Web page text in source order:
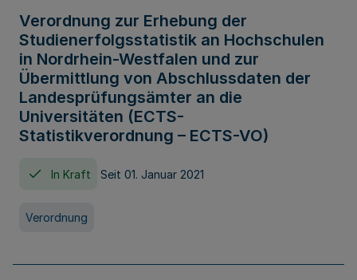
Verordnung zur Erhebung der
Studienerfolgsstatistik an Hochschulen
in Nordrhein-Westfalen und zur
Übermittlung von Abschlussdaten der
Landesprüfungsämter an die
Universitäten (ECTS-
Statistikverordnung – ECTS-VO)
In Kraft Seit 01. Januar 2021
Verordnung